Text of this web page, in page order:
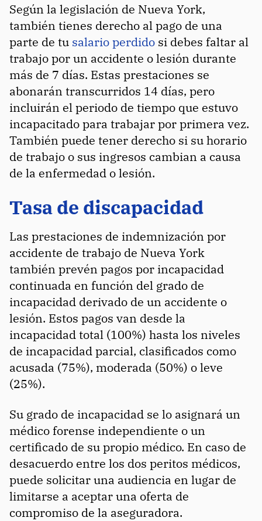
Según la legislación de Nueva York,
también tienes derecho al pago de una
parte de tu salario perdido si debes faltar al
trabajo por un accidente o lesión durante
más de 7 días. Estas prestaciones se
abonarán transcurridos 14 días, pero
incluirán el periodo de tiempo que estuvo
incapacitado para trabajar por primera vez.
También puede tener derecho si su horario
de trabajo o sus ingresos cambian a causa
de la enfermedad o lesión.
Tasa de discapacidad
Las prestaciones de indemnización por
accidente de trabajo de Nueva York
también prevén pagos por incapacidad
continuada en función del grado de
incapacidad derivado de un accidente o
lesión. Estos pagos van desde la
incapacidad total (100%) hasta los niveles
de incapacidad parcial, clasificados como
acusada (75%), moderada (50%) o leve
(25%).
Su grado de incapacidad se lo asignará un
médico forense independiente o un
certificado de su propio médico. En caso de
desacuerdo entre los dos peritos médicos,
puede solicitar una audiencia en lugar de
limitarse a aceptar una oferta de
compromiso de la aseguradora.